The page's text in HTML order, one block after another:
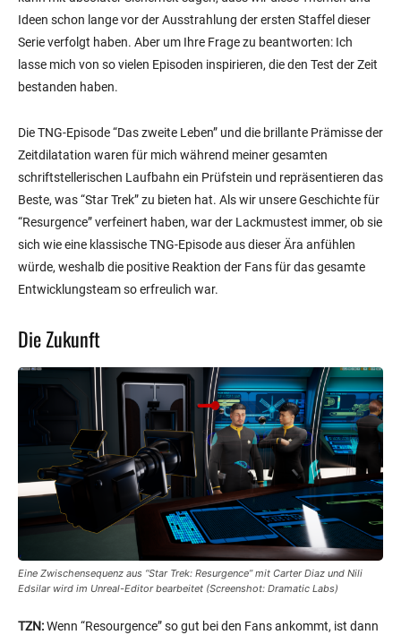
Ideen schon lange vor der Ausstrahlung der ersten Staffel dieser
Serie verfolgt haben. Aber um Ihre Frage zu beantworten: Ich
lasse mich von so vielen Episoden inspirieren, die den Test der Zeit
bestanden haben.
Die TNG-Episode “Das zweite Leben” und die brillante Prämisse der
Zeitdilatation waren für mich während meiner gesamten
schriftstellerischen Laufbahn ein Prüfstein und repräsentieren das
Beste, was “Star Trek” zu bieten hat. Als wir unsere Geschichte für
“Resurgence” verfeinert haben, war der Lackmustest immer, ob sie
sich wie eine klassische TNG-Episode aus dieser Ära anfühlen
würde, weshalb die positive Reaktion der Fans für das gesamte
Entwicklungsteam so erfreulich war.
Die Zukunft
Eine Zwischensequenz aus “Star Trek: Resurgence” mit Carter Diaz und Nili
Edsilar wird im Unreal-Editor bearbeitet (Screenshot: Dramatic Labs)
TZN:Wenn “Resourgence” so gut bei den Fans ankommt, ist dann